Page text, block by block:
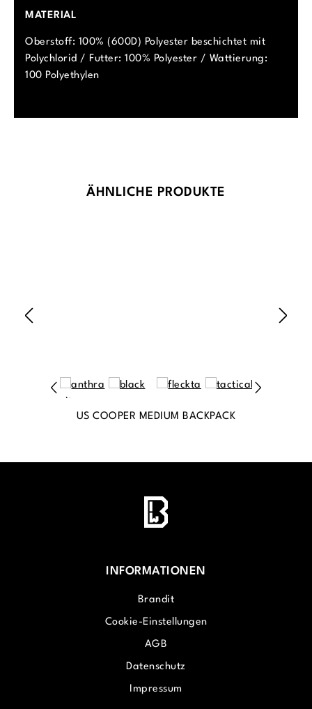
MATERIAL
Oberstoff: 100% (600D) Polyester beschichtet mit
Polychlorid / Futter: 100% Polyester / Wattierung:
100 Polyethylen
Produktgalerie überspringen
ÄHNLICHE PRODUKTE
US COOPER MEDIUM BACKPACK
INFORMATIONEN
Brandit
Cookie-Einstellungen
AGB
Datenschutz
Impressum